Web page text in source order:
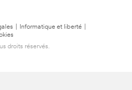
Informatique et liberté
droits réservés.